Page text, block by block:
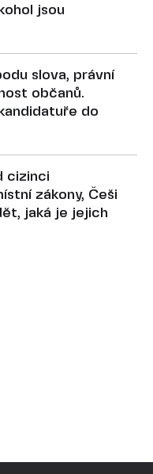
jsou
slova, právní
občanů.
do
cizinci
zákony, Češi
jaká je jejich